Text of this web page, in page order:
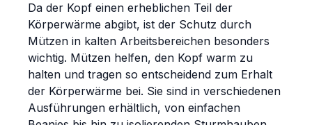
Da der Kopf einen erheblichen Teil der
Körperwärme abgibt, ist der Schutz durch
Mützen in kalten Arbeitsbereichen besonders
wichtig. Mützen helfen, den Kopf warm zu
halten und tragen so entscheidend zum Erhalt
der Körperwärme bei. Sie sind in verschiedenen
Ausführungen erhältlich, von einfachen